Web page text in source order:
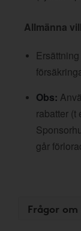
Allmänna
Obs:
rabatter (t
går
Frågor